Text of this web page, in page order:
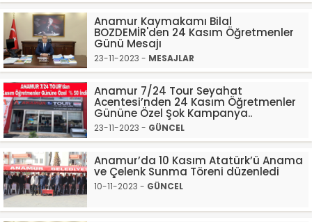
Anamur Kaymakamı Bilal
BOZDEMİR'den 24 Kasım Öğretmenler
Günü Mesajı
23-11-2023 - MESAJLAR
Anamur 7/24 Tour Seyahat
Acentesi’nden 24 Kasım Öğretmenler
Gününe Özel Şok Kampanya..
23-11-2023 - GÜNCEL
Anamur’da 10 Kasım Atatürk’ü Anama
ve Çelenk Sunma Töreni düzenledi
10-11-2023 - GÜNCEL